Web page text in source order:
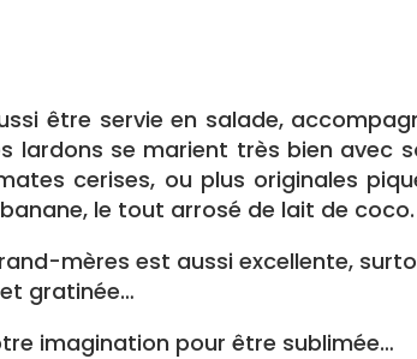
être servie en salade,
lardons se marient très bien avec
cerises, ou plus originales
le tout arrosé de lait de coco.
mères est aussi excellente,
gratinée…
imagination pour être sublimée…